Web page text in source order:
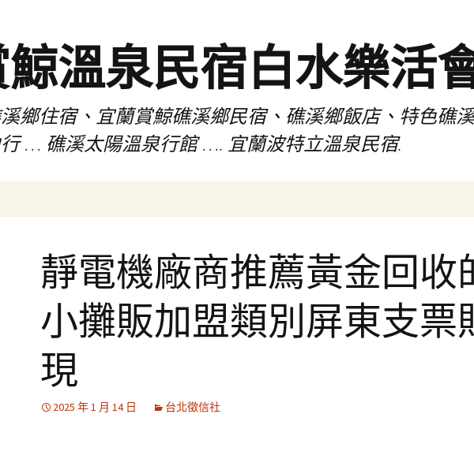
溫泉民宿白水樂活
鄉住宿、宜蘭賞鯨礁溪鄉民宿、礁溪鄉飯店、特色礁
… 礁溪太陽溫泉行館 …. 宜蘭波特立溫泉民宿.
靜電機廠商推薦黃金回收
小攤販加盟類別屏東支票
現
2025 年 1 月 14 日 台北徵信社